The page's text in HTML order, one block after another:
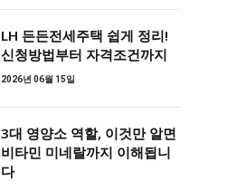
LH 든든전세주택 쉽게 정리!
신청방법부터 자격조건까지
2026년 06월 15일
3대 영양소 역할, 이것만 알면
비타민 미네랄까지 이해됩니
다